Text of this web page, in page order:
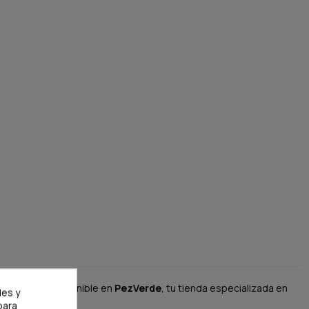
acuario. Disponible en PezVerde, tu tienda especializada en
y